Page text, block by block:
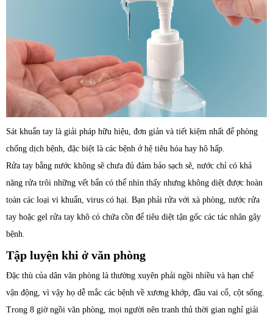
Sát khuẩn tay là giải pháp hữu hiệu, đơn giản và tiết kiệm nhất để phòng
chống dịch bệnh, đặc biệt là các bệnh ở hệ tiêu hóa hay hô hấp.
Rửa tay bằng nước không sẽ chưa đủ đảm bảo sạch sẽ, nước chỉ có khả
năng rửa trôi những vết bẩn có thể nhìn thấy nhưng không diệt được hoàn
toàn các loại vi khuẩn, virus có hại. Bạn phải rửa với xà phòng, nước rửa
tay hoặc gel rửa tay khô có chứa cồn để tiêu diệt tận gốc các tác nhân gây
bệnh.
Tập luyện khi ở văn phòng
Đặc thù của dân văn phòng là thường xuyên phải ngồi nhiều và hạn chế
vận động, vì vậy họ dễ mắc các bệnh về xương khớp, đầu vai cổ, cột sống.
Trong 8 giờ ngồi văn phòng, mọi người nên tranh thủ thời gian nghỉ giải